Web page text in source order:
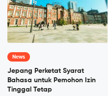
News
Jepang Perketat Syarat
Bahasa untuk Pemohon Izin
Tinggal Tetap